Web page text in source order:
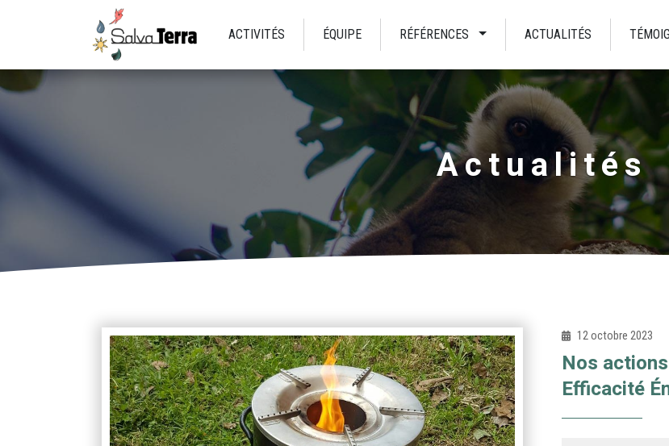
ACTIVITÉS ÉQUIPE RÉFÉRENCES ACTUALITÉS
Actualités
12 octobre 2023
Nos
Efficacité